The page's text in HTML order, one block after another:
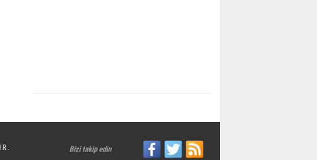
Bizi takip edin